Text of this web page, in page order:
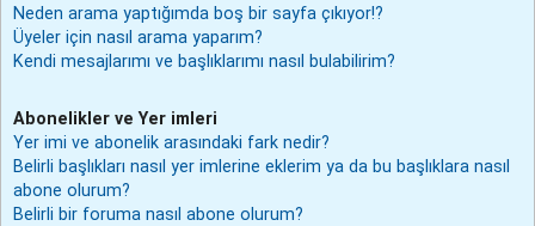
Neden arama yaptığımda boş bir sayfa çıkıyor!?
Üyeler için nasıl arama yaparım?
Kendi mesajlarımı ve başlıklarımı nasıl bulabilirim?
Abonelikler ve Yer imleri
Yer imi ve abonelik arasındaki fark nedir?
Belirli başlıkları nasıl yer imlerine eklerim ya da bu başlıklara nasıl
abone olurum?
Belirli bir foruma nasıl abone olurum?